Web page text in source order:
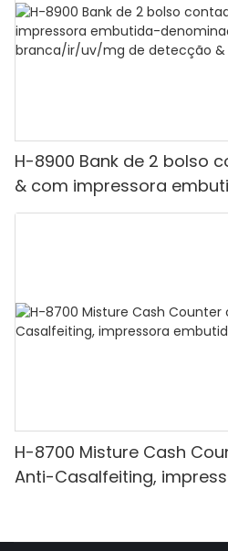
H-8900 Bank de 2 bolso
& com impressora
mista, luz branca/ir/uv/
H-8700 Misture Cash
Anti-Casalfeiting,